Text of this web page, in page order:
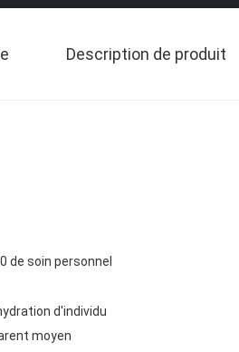
Description de produit
de soin personnel
d'individu
moyen